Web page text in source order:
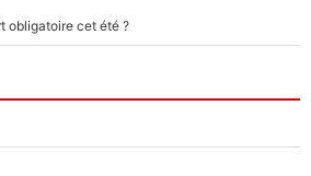
obligatoire cet été ?